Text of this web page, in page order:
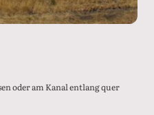
oder am Kanal entlang quer